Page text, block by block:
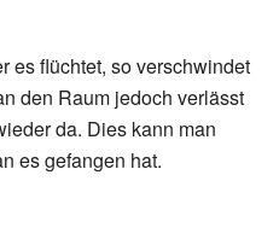
es flüchtet, so verschwindet
den Raum jedoch verlässt
da. Dies kann man
es gefangen hat.